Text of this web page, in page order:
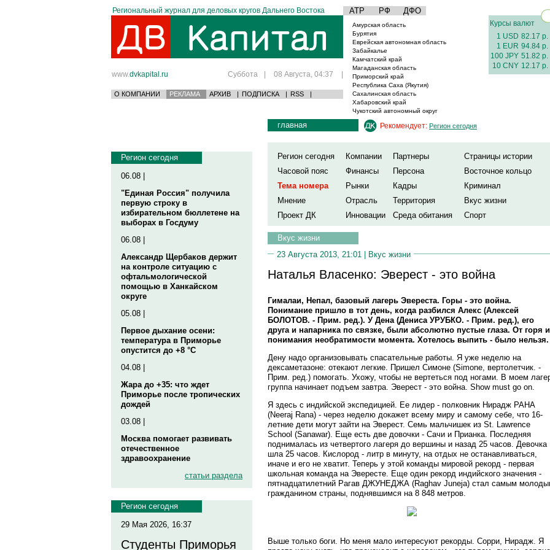
Региональный журнал для деловых кругов Дальнего Востока АТР РФ ДФО
www.dvkapital.ru Суббота | 08 Августа, 04:37 |
О КОМПАНИИ РЕКЛАМА АРХИВ | ПОДПИСКА | RSS |
Амурская область
Бурятия
Еврейская автономная область
Забайкалье
Камчатский край
Магаданская область
Приморский край
Республика Саха (Якутия)
Сахалинская область
Хабаровский край
Чукотский автономный округ
Курсы валют
1 USD 82.17 р.
1 EUR 94.84 р.
100 JPY 51.82 р.
10 CNY 12.17 р.
Регион сегодня
06.08 |
"Единая Россия" получила
первую строку в
избирательном бюллетене на
выборах в Госдуму
06.08 |
Александр Щербаков держит
на контроле ситуацию с
офтальмологической
помощью в Ханкайском
округе
05.08 |
Первое дыхание осени:
температура в Приморье
опустится до +8 °C
04.08 |
Жара до +35: что ждет
Приморье после тропических
дождей
03.08 |
Москва помогает развивать
отечественное
здравоохранение
статьи раздела
Регион сегодня
29 Мая 2026, 16:37
Студенты Приморья
главная Рекомендует: Регион сегодня
Регион сегодня Компании Партнеры
Страницы истории
Часовой пояс
Финансы Персона
Восточное кольцо
Тема номера
Рынки Кадры
Криминал
Мнение
Отрасль Территория
Вкус жизни
Проект ДК
Инновации Среда обитания Спорт
Вкус жизни
23 Августа 2013, 21:01 | Вкус жизни
Наталья Власенко: Эверест - это война
Гималаи, Непал, базовый лагерь Эвереста. Горы - это война.
Понимание пришло в тот день, когда разбился Алекс (Алексей
БОЛОТОВ. - Прим. ред.). У Дена (Дениса УРУБКО. - Прим. ред.), его
друга и напарника по связке, были абсолютно пустые глаза. От горя и
понимания необратимости момента. Хотелось выпить - было нельзя.
Дену надо организовывать спасательные работы. Я уже неделю на
дексаметазоне: отекают легкие. Пришел Симоне (Simone, вертолетчик. -
Прим. ред.) помогать. Ухожу, чтобы не вертеться под ногами. В моем
группа начинает подъем завтра. Эверест - это война. Show must go on.
Я здесь с индийской экспедицией. Ее лидер - полковник Нирадж РАНА
(Neeraj Rana) - через неделю докажет всему миру и самому себе, что 16-
летние дети могут зайти на Эверест. Семь мальчишек из St. Lawrence
School (Sanawar). Еще есть две довочки - Сачи и Прианка. Последняя
поднималась из четвертого лагеря до вершины и назад 25 часов. Девочка
шла 25 часов. Кислород - литр в минуту, на отдых не останавливаться,
иначе и его не хватит. Теперь у этой команды мировой рекорд - первая
школьная команда на Эвересте. Еще один рекорд индийского значения -
пятнадцатилетний Рагав ДЖУНЕДЖА (Raghav Juneja) стал самым
гражданином страны, поднявшимся на 8 848 метров.
Выше только боги. Но меня мало интересуют рекорды. Сорри, Нирадж. Я